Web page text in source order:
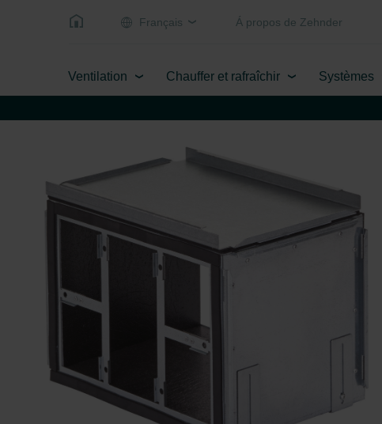
Français Á propos de Zehnder
Ventilation Chauffer et rafraîchir Systèmes